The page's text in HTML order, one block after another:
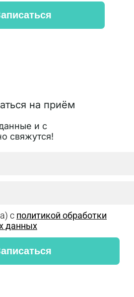
на приём
и с
свяжутся!
с политикой обработки
данных